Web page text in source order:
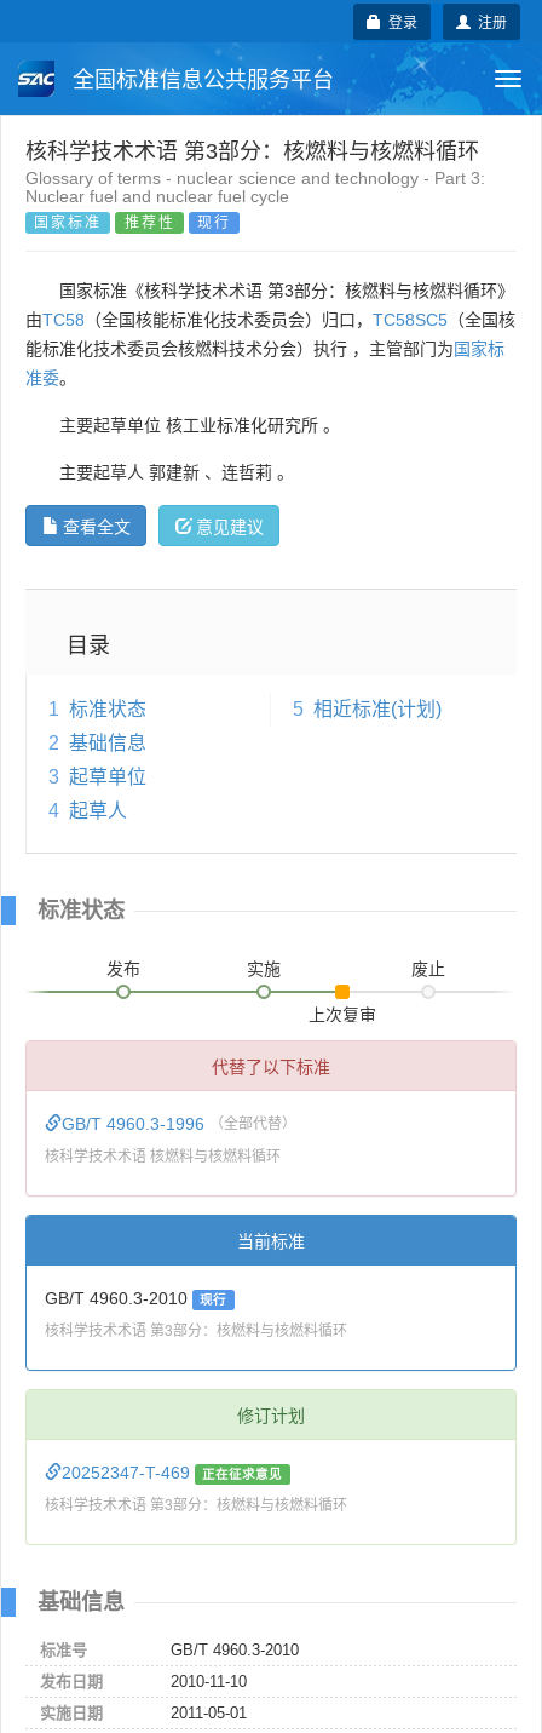
注册
登录
全国标准信息公共服务平台
国家标准 行业标准 地方标准
团体标准 企业标准
核科学技术术语 第3部分：核燃料与核燃料循环
Glossary of terms - nuclear science and technology - Part 3:
Nuclear fuel and nuclear fuel cycle
国家标准 推荐性 现行
国家标准《核科学技术术语 第3部分：核燃料与核燃料循环》
由TC58 （全国核能标准化技术委员会）归口， TC58SC5 （全国核
能标准化技术委员会核燃料技术分会）执行 ，主管部门为国家标
准委。
主要起草单位 核工业标准化研究所 。
主要起草人 郭建新 、 连哲莉 。
查看全文 意见建议
目录
1 标准状态
2 基础信息
3 起草单位
4 起草人
5 相近标准(计划)
标准状态
发布 实施
上次复审
废止
代替了以下标准
GB/T 4960.3-1996 （全部代替）
核科学技术术语 核燃料与核燃料循环
当前标准
GB/T 4960.3-2010 现行
核科学技术术语 第3部分：核燃料与核燃料循环
修订计划
20252347-T-469 正在征求意见
核科学技术术语 第3部分：核燃料与核燃料循环
基础信息
标准号
GB/T 4960.3-2010
发布日期
2010-11-10
实施日期
2011-05-01